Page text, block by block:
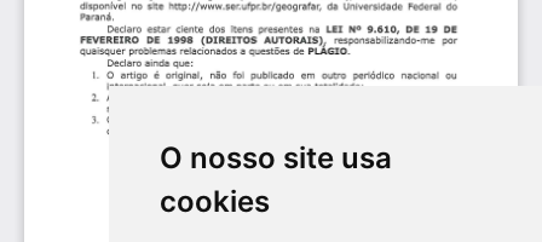
O nosso site usa
cookies